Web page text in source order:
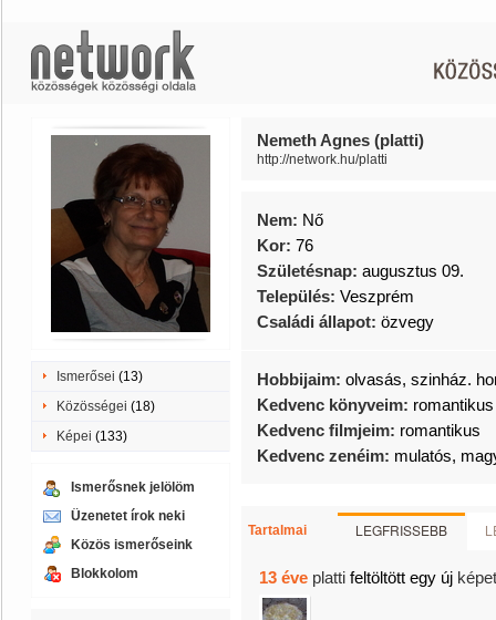
Ismerősei (13)
Közösségei (18)
Képei (133)
Ismerősnek jelölöm
Üzenetet írok neki
Közös ismerőseink
Blokkolom
Nemeth Agnes (platti)
http://network.hu/platti
Nem: Nő
Kor: 76
Születésnap: augusztus 09.
Település: Veszprém
Családi állapot: özvegy
Hobbijaim: olvasás, szinház.
Kedvenc könyveim:
Kedvenc filmjeim: romantikus
Kedvenc zenéim: mulatós,
Tartalmai LEGFRISSEBB
13 éve platti feltöltött egy új képet